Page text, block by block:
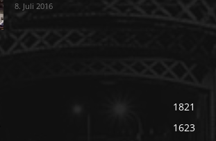
8. Juli 2016
1821
1623